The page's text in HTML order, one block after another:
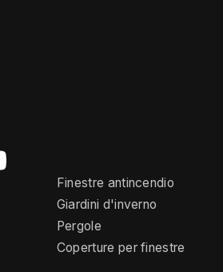
Finestre antincendio
Giardini d'inverno
Pergole
Coperture per finestre